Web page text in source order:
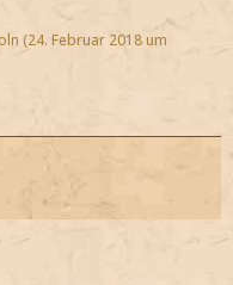
(24. Februar 2018 um